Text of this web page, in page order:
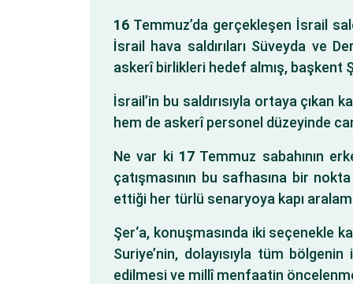
16 Temmuz’da gerçekleşen İsrail
İsrail hava saldırıları Süveyda ve
askerî birlikleri hedef almış, başkent
İsrail’in bu saldırısıyla ortaya çıkan
hem de askerî personel düzeyinde
Ne var ki 17 Temmuz sabahının
çatışmasının bu safhasına bir
ettiği her türlü senaryoya kapı
Şer‘a, konuşmasında iki seçenekle
Suriye’nin, dolayısıyla tüm
edilmesi ve millî menfaatin